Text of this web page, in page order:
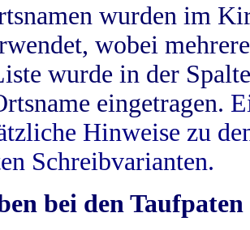
wurden im
wobei
wurde in der
eingetragen.
Hinweise zu
Schreibvarianten.
bei den Taufpaten